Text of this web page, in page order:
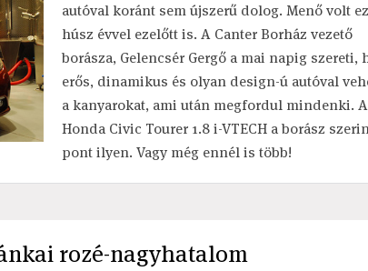
autóval koránt sem újszerű dolog. Menő volt
húsz évvel ezelőtt is. A Canter Borház vezető
borásza, Gelencsér Gergő a mai napig szereti,
erős, dinamikus és olyan design-ú autóval
a kanyarokat, ami után megfordul mindenki.
Honda Civic Tourer 1.8 i-VTECH a borász
pont ilyen. Vagy még ennél is több!
rozé-nagyhatalom